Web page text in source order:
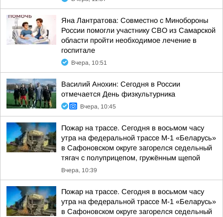
Яна Лантратова: Совместно с Минобороны
России помогли участнику СВО из Самарской
области пройти необходимое лечение в
госпитале
Вчера, 10:51
Василий Анохин: Сегодня в России
отмечается День физкультурника
Вчера, 10:45
Пожар на трассе. Сегодня в восьмом часу
утра на федеральной трассе М-1 «Беларусь»
в Сафоновском округе загорелся седельный
тягач с полуприцепом, гружённым щепой
Вчера, 10:39
Пожар на трассе. Сегодня в восьмом часу
утра на федеральной трассе М-1 «Беларусь»
в Сафоновском округе загорелся седельный